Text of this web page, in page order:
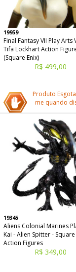
19959
Final Fantasy VII Play Arts
Tifa Lockhart Action
(Square Enix)
R$ 499,00
Produto
me quando
19345
Aliens Colonial Marines
Kai - Alien Spitter - Square
Action Figures
R$ 349,00